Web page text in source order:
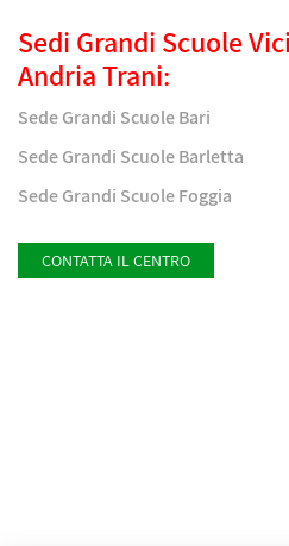
Sedi Grandi Scuole
Andria Trani:
Sede Grandi Scuole Bari
Sede Grandi Scuole Barletta
Sede Grandi Scuole Foggia
CONTATTA IL CENTRO